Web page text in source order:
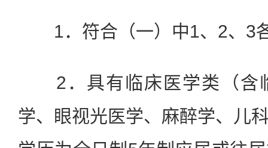
1．符合（一）中1、2、3
2．具有临床医学类（含
学、眼视光医学、麻醉学、儿